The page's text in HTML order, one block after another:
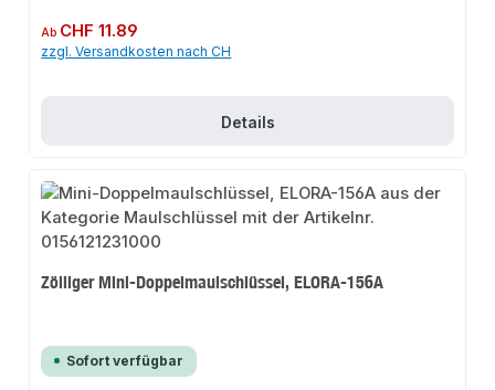
Regulärer Preis:
Ab CHF 11.89
zzgl. Versandkosten nach CH
Details
Zölliger Mini-Doppelmaulschlüssel, ELORA-156A
Sofort verfügbar